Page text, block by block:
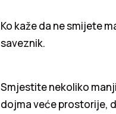
Ko kaže da ne smijete
saveznik.
Smjestite nekoliko
dojma veće prostorije,